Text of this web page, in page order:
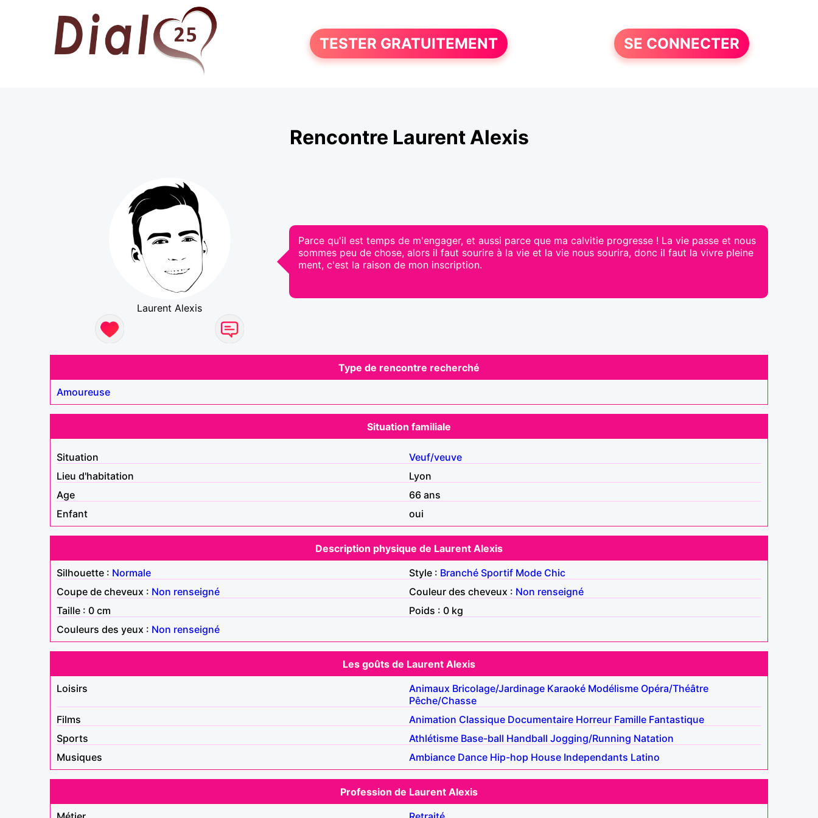
TESTER GRATUITEMENT SE CONNECTER
Rencontre Laurent Alexis
Laurent Alexis
Parce qu'il est temps de m'engager, et aussi parce que ma calvitie progresse ! La vie passe et nous
sommes peu de chose, alors il faut sourire à la vie et la vie nous sourira, donc il faut la vivre pleine
ment, c'est la raison de mon inscription.
Type de rencontre recherché
Amoureuse
Situation familiale
Situation
Veuf/veuve
Lieu d'habitation
Lyon
Age
66 ans
Enfant
oui
Description physique de Laurent Alexis
Silhouette : Normale Style : Branché Sportif Mode Chic
Coupe de cheveux : Non renseigné Couleur des cheveux : Non renseigné
Taille : 0 cm
Poids : 0 kg
Couleurs des yeux : Non renseigné
Les goûts de Laurent Alexis
Loisirs
Animaux Bricolage/Jardinage Karaoké Modélisme Opéra/Théâtre
Pêche/Chasse
Films
Animation Classique Documentaire Horreur Famille Fantastique
Sports
Athlétisme Base-ball Handball Jogging/Running Natation
Musiques
Ambiance Dance Hip-hop House Independants Latino
Profession de Laurent Alexis